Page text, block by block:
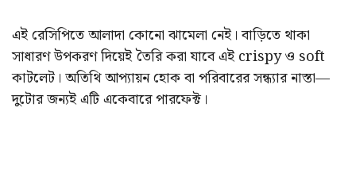
এই রেসিপিতে আলাদা কোনো ঝামেলা নেই। বাড়িতে থাকা
সাধারণ উপকরণ দিয়েই তৈরি করা যাবে এই crispy ও soft
কাটলেট। অতিথি আপ্যায়ন হোক বা পরিবারের সন্ধ্যার নাস্তা—
দুটোর জন্যই এটি একেবারে পারফেক্ট।